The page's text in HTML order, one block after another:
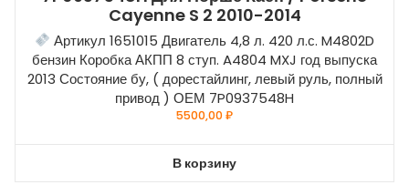
Cayenne S 2 2010-2014
Артикул 1651015 Двигатель 4,8 л. 420 л.с. M4802D
бензин Коробка АКПП 8 ступ. A4804 MXJ год выпуска
2013 Состояние бу, ( дорестайлинг, левый руль, полный
привод ) ОЕМ 7P0937548H
5500,00₽
В корзину